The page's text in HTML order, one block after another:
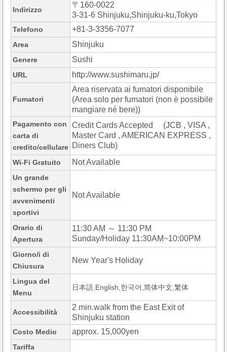
Indirizzo
〒160-0022
3-31-6 Shinjuku,Shinjuku-ku,Tokyo
Telefono +81-3-3356-7077
Area Shinjuku
Genere Sushi
URL http://www.sushimaru.jp/
Fumatori
Area riservata ai fumatori disponibile
(Area solo per fumatori (non è possibile
mangiare né bere))
Pagamento con
carta di
credito/cellulare
Credit Cards Accepted (JCB , VISA ,
Master Card , AMERICAN EXPRESS ,
Diners Club)
Wi-Fi Gratuito Not Available
Un grande
schermo per gli
avvenimenti
sportivi
Not Available
Orario di
Apertura
11:30 AM ～ 11:30 PM
Sunday/Holiday 11:30AM~10:00PM
Giorno/i di
Chiusura
New Year's Holiday
Lingua del
Menu
日本語,English,한국어,简体中文,繁体
Accessibilità
2 min.walk from the East Exit of
Shinjuku station
Costo Medio approx. 15,000yen
Tariffa